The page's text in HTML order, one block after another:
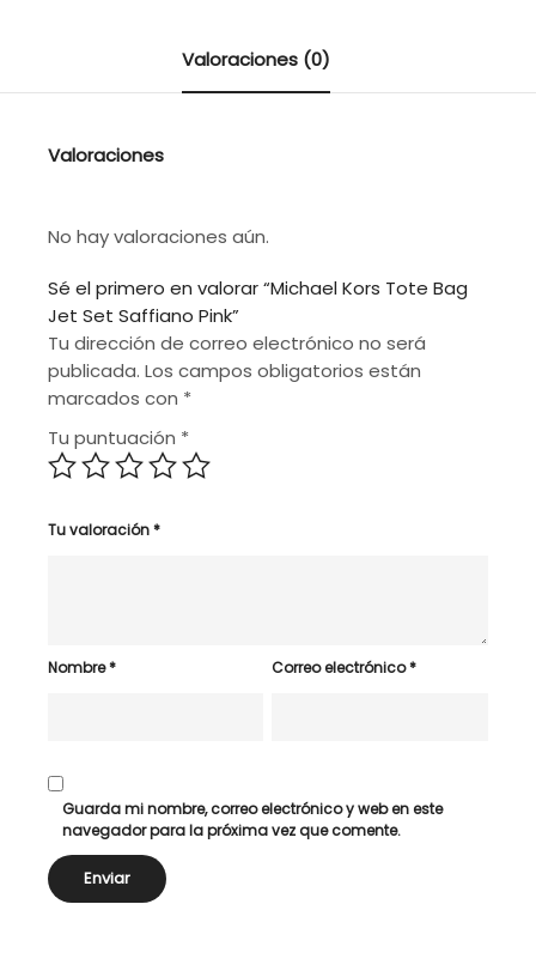
Valoraciones (0)
Valoraciones
No hay valoraciones aún.
Sé el primero en valorar “Michael Kors Tote Bag
Jet Set Saffiano Pink”
Tu dirección de correo electrónico no será
publicada. Los campos obligatorios están
marcados con *
Tu puntuación *
Tu valoración*
Nombre* Correo electrónico*
Guarda mi nombre, correo electrónico y web en este
navegador para la próxima vez que comente.